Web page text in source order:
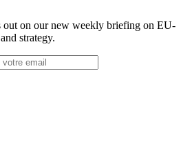
out on our new weekly briefing on EU-
strategy.